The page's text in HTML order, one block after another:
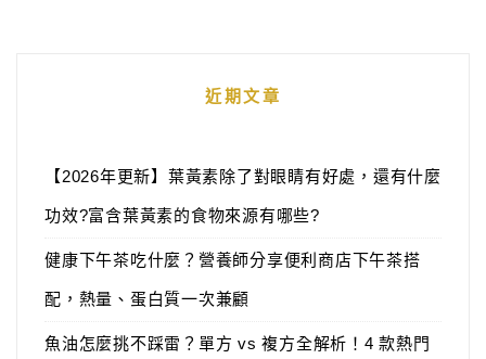
近期文章
【2026年更新】葉黃素除了對眼睛有好處，還有什麼
功效?富含葉黃素的食物來源有哪些?
健康下午茶吃什麼？營養師分享便利商店下午茶搭
配，熱量、蛋白質一次兼顧
魚油怎麼挑不踩雷？單方 vs 複方全解析！4 款熱門